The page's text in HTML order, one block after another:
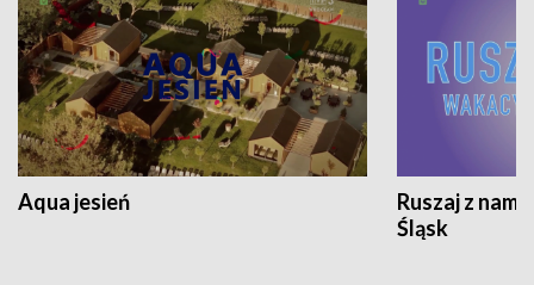
Aqua jesień
Ruszaj z
Śląsk